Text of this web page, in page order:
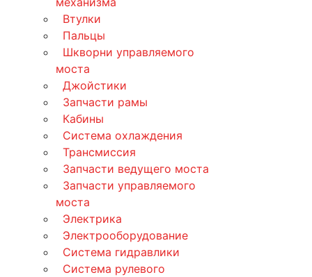
Втулки
Пальцы
Шкворни управляемого
моста
Джойстики
Запчасти рамы
Кабины
Система охлаждения
Трансмиссия
Запчасти ведущего моста
Запчасти управляемого
моста
Электрика
Электрооборудование
Система гидравлики
Система рулевого